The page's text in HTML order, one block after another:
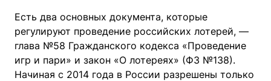
Есть два основных документа, которые
регулируют проведение российских лотерей, —
глава №58 Гражданского кодекса «Проведение
игр и пари» и закон «О лотереях» (ФЗ №138).
Начиная с 2014 года в России разрешены только